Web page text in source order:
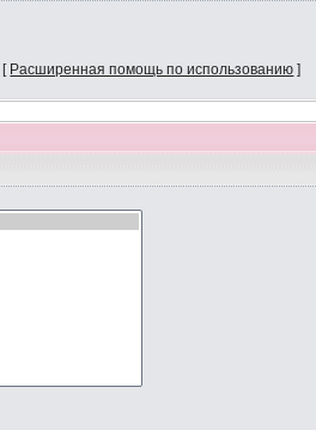
[ Расширенная помощь по использованию ]